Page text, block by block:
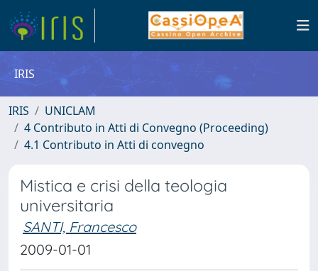
IRIS
IRIS
UNICLAM
4 Contributo in Atti di Convegno (Proceeding)
4.1 Contributo in Atti di convegno
Mistica e crisi della teologia
universitaria
SANTI, Francesco
2009-01-01